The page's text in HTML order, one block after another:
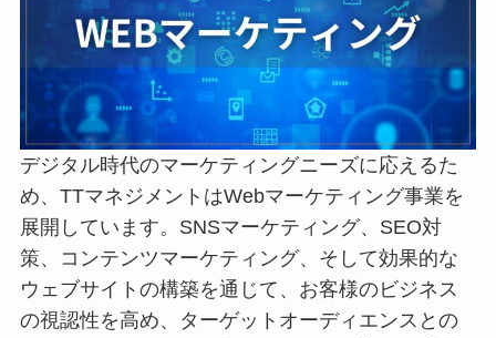
デジタル時代のマーケティングニーズに応えるた
め、TTマネジメントはWebマーケティング事業を
展開しています。SNSマーケティング、SEO対
策、コンテンツマーケティング、そして効果的な
ウェブサイトの構築を通じて、お客様のビジネス
の視認性を高め、ターゲットオーディエンスとの